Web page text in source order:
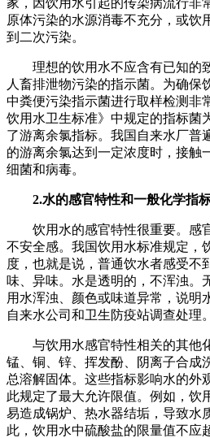
原体污染的水源消毒不充分，或饮
到二次污染。
理想的饮用水不应含有已知的
人畜排泄物污染的指示菌。为确保
中粪便污染指示菌进行取样检测非
饮用水卫生标准》中规定的指标菌
了游离余氯指标。我国自来水厂普
的游离余氯达到一定浓度时，接触
细菌和病毒。
2.水的感官特性和一般化学指
饮用水的感官特性很重要。感
不安全感。我国饮用水标准规定，
度，也就是说，普通饮水者感受不
味、异味。水是透明的，不浑浊。
用水浑浊、颜色或味道异常，说明
自来水公司和卫生防疫站调查处理。
与饮用水感官特性相关的其他化
锰、铜、锌、挥发酚、阴离子合成
总溶解固体。这些指标影响水的外
此规定了最大允许限值。例如，饮
易造成锅炉、热水器结垢，导致水
此，饮用水中硫酸盐的限量值不应